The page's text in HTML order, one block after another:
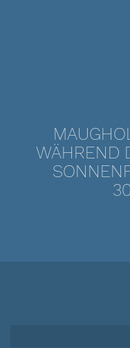
WÄHREND